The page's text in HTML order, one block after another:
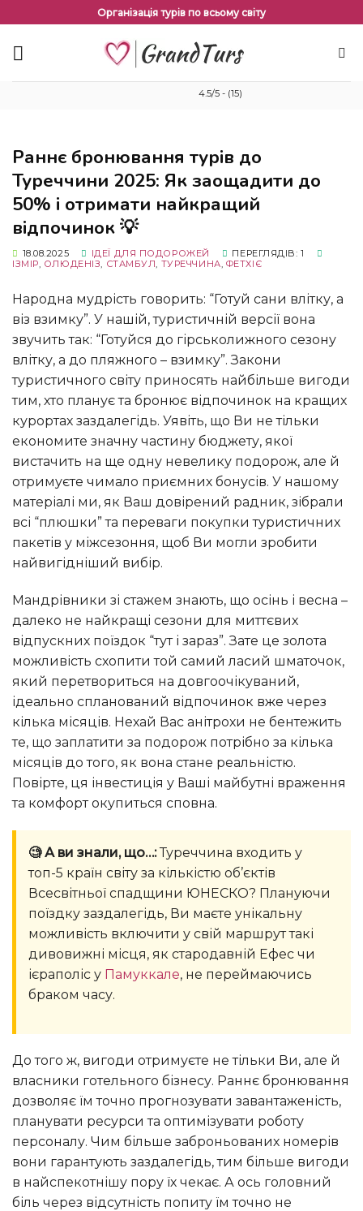
змісту
Організація турів по всьому світу
4.5/5 - (15)
Раннє бронювання турів до
Туреччини 2025: Як заощадити до
50% і отримати найкращий
відпочинок 💡
18.08.2025 ІДЕЇ ​​ДЛЯ ПОДОРОЖЕЙ
ПЕРЕГЛЯДІВ: 1
ІЗМІР, ОЛЮДЕНІЗ, СТАМБУЛ, ТУРЕЧЧИНА, ФЕТХІЄ
Народна мудрість говорить: “Готуй сани влітку, а
віз взимку”. У нашій, туристичній версії вона
звучить так: “Готуйся до гірськолижного сезону
влітку, а до пляжного – взимку”. Закони
туристичного світу приносять найбільше вигоди
тим, хто планує та бронює відпочинок на кращих
курортах заздалегідь. Уявіть, що Ви не тільки
економите значну частину бюджету, якої
вистачить на ще одну невелику подорож, але й
отримуєте чимало приємних бонусів. У нашому
матеріалі ми, як Ваш довірений радник, зібрали
всі “плюшки” та переваги покупки туристичних
пакетів у міжсезоння, щоб Ви могли зробити
найвигідніший вибір.
Мандрівники зі стажем знають, що осінь і весна –
далеко не найкращі сезони для миттєвих
відпускних поїздок “тут і зараз”. Зате це золота
можливість схопити той самий ласий шматочок,
який перетвориться на довгоочікуваний,
ідеально спланований відпочинок вже через
кілька місяців. Нехай Вас анітрохи не бентежить
те, що заплатити за подорож потрібно за кілька
місяців до того, як вона стане реальністю.
Повірте, ця інвестиція у Ваші майбутні враження
та комфорт окупиться сповна.
🧐 А ви знали, що…:Туреччина входить у
топ-5 країн світу за кількістю об’єктів
Всесвітньої спадщини ЮНЕСКО? Плануючи
поїздку заздалегідь, Ви маєте унікальну
можливість включити у свій маршрут такі
дивовижні місця, як стародавній Ефес чи
ієраполіс у Памуккале, не переймаючись
браком часу.
До того ж, вигоди отримуєте не тільки Ви, але й
власники готельного бізнесу. Раннє бронювання
дозволяє їм точно прогнозувати завантаженість,
планувати ресурси та оптимізувати роботу
персоналу. Чим більше заброньованих номерів
вони гарантують заздалегідь, тим більше вигоди
в найспекотнішу пору їх чекає. А ось головний
біль через відсутність попиту їм точно не